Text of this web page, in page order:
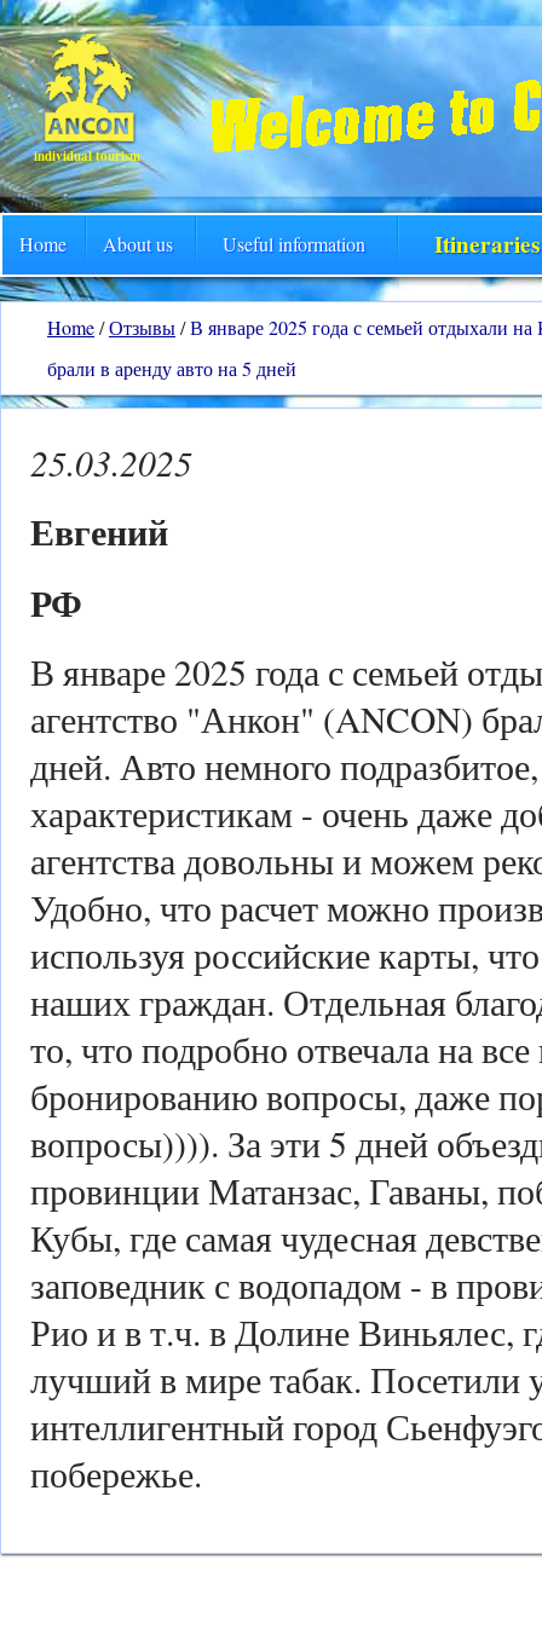
individual tourism
Home About us Useful information
Home/Отзывы/В январе 2025 года с семьей отдыхали
брали в аренду авто на 5 дней
25.03.2025
Евгений
РФ
В январе 2025 года с семьей
агентство "Анкон" (ANCON)
дней. Авто немного
характеристикам - очень даже
агентства довольны и можем
Удобно, что расчет можно
используя российские карты,
наших граждан. Отдельная
то, что подробно отвечала на
бронированию вопросы, даже
вопросы)))). За эти 5 дней
провинции Матанзас, Гаваны,
Кубы, где самая чудесная
заповедник с водопадом - в
Рио и в т.ч. в Долине Виньялес,
лучший в мире табак.
интеллигентный город
побережье.